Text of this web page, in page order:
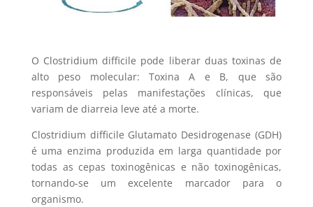
O Clostridium difficile pode liberar duas toxinas de
alto peso molecular: Toxina A e B, que são
responsáveis pelas manifestações clínicas, que
variam de diarreia leve até a morte.
Clostridium difficile Glutamato Desidrogenase (GDH)
é uma enzima produzida em larga quantidade por
todas as cepas toxinogênicas e não toxinogênicas,
tornando-se um excelente marcador para o
organismo.